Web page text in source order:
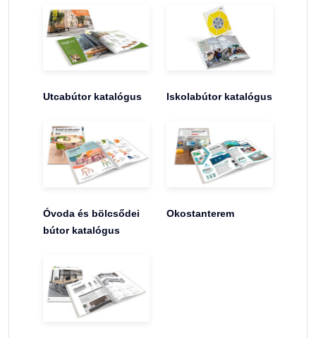
Utcabútor katalógus Iskolabútor katalógus
Óvoda és bölcsődei
bútor katalógus
Okostanterem